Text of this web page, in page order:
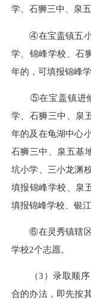
学、石狮三中、泉
④在宝盖镇五小
学、锦峰学校、石
年的，可填报锦峰
⑤在宝盖镇进修
学、石狮三中、泉
年的及在龟湖中心
石狮三中、泉五基
坑小学、三小龙渊
填报锦峰学校、泉
填报锦峰学校、银
⑥在灵秀镇辖区
学校2个志愿。
（3）录取顺序
合的办法，即先按